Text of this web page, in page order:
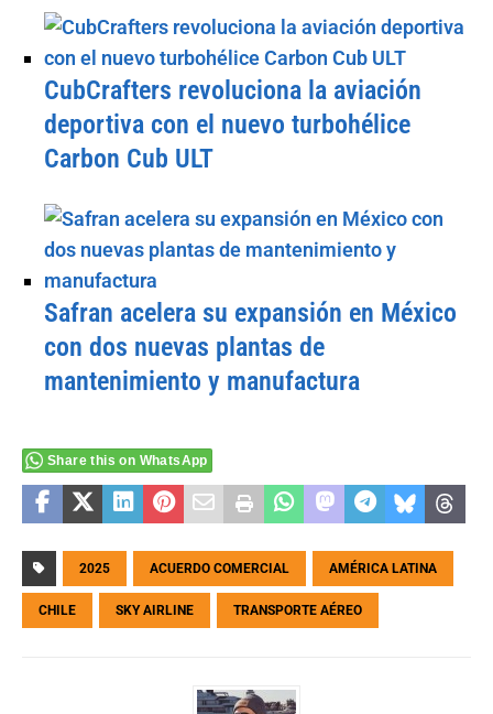
CubCrafters revoluciona la aviación
deportiva con el nuevo turbohélice
Carbon Cub ULT
Safran acelera su expansión en México
con dos nuevas plantas de
mantenimiento y manufactura
Share this on WhatsApp
2025 ACUERDO COMERCIAL AMÉRICA LATINA
CHILE SKY AIRLINE TRANSPORTE AÉREO